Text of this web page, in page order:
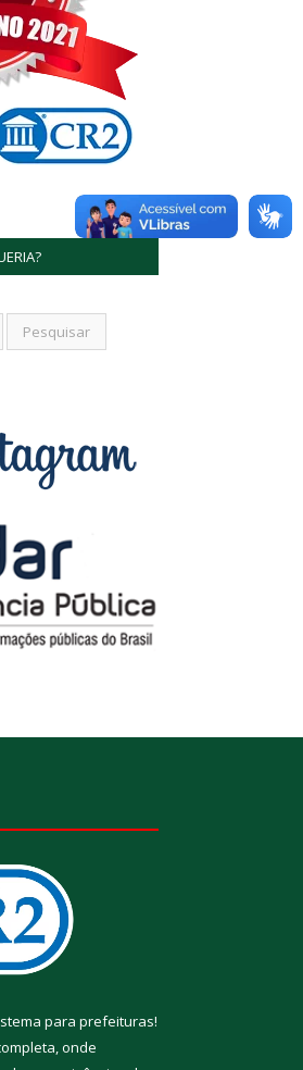
para prefeituras!
onde